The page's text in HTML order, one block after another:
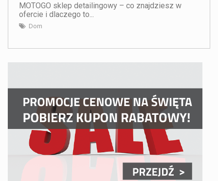
MOTOGO sklep detailingowy – co znajdziesz w
ofercie i dlaczego to...
Dom